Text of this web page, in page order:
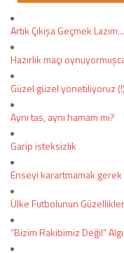
Artık Çıkışa Geçmek Lazım...
Hazırlık maçı
Güzel güzel yönetiliyoruz (!)
Aynı tas, aynı hamam mı?
Garip isteksizlik
Enseyi karartmamak gerek
Ülke Futbolunun
“Bizim Rakibimiz Değil”